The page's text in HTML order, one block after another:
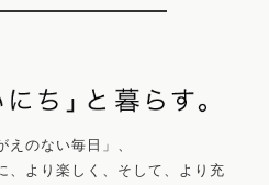
バスルーム
浄水器・整水器
のない毎日」、
、より楽しく、そして、より充